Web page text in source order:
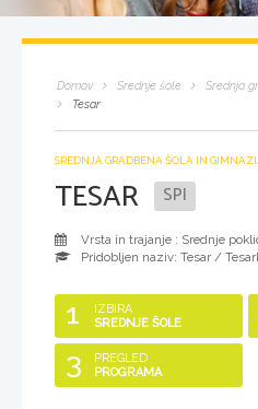
Domov Srednje šole
Srednja
Tesar
SREDNJA GRADBENA ŠOLA IN
TESAR SPI
Vrsta in trajanje : Srednje
Pridobljen naziv: Tesar /
1
IZBIRA
SREDNJE ŠOLE
3
PREGLED
PROGRAMA